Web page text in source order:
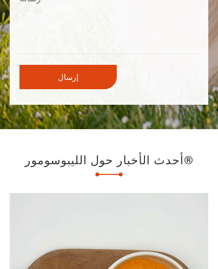
أحدث الأخبار حول الليبوسومور®